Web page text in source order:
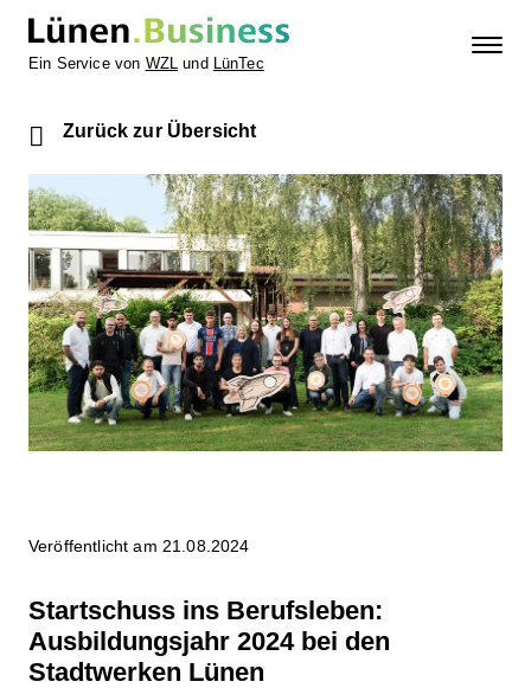
Ein Service von WZL und LünTec
Zurück zur Übersicht
Veröffentlicht am 21.08.2024
Startschuss ins Berufsleben:
Ausbildungsjahr 2024 bei den
Stadtwerken Lünen